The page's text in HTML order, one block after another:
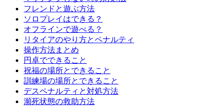
フレンドと遊ぶ方法
ソロプレイはできる？
オフラインで遊べる？
リタイアのやり方とペナルティ
操作方法まとめ
円卓でできること
祝福の場所とできること
訓練場の場所とできること
デスペナルティと対処方法
瀕死状態の救助方法